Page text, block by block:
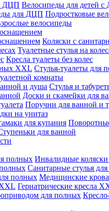
Велосипеды для детей
Подростковые
велосипеды
Коляски с
Туалетные стулья на
Кресла туалеты без колес
Стулья-туалеты для
комнаты
Стулья и
Доски и скамейки для
Поручни для ванной и
на унитаз
для ванной
Инвалидные
Санитарные стулья
Медицинские
Гериатрические кресла